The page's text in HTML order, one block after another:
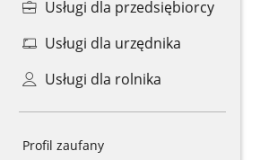
Usługi dla przedsiębiorcy
Usługi dla urzędnika
Usługi dla rolnika
Profil zaufany